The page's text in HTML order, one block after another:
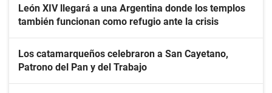
León XIV llegará a una Argentina donde los templos
también funcionan como refugio ante la crisis
Los catamarqueños celebraron a San Cayetano,
Patrono del Pan y del Trabajo